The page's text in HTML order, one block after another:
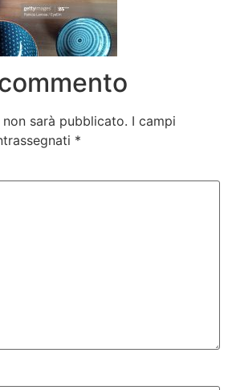
sarà pubblicato. I campi
*